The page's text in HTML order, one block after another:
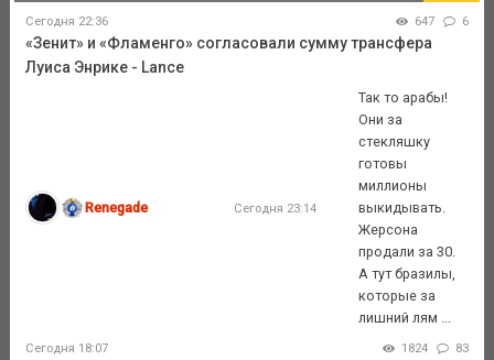
Сегодня 22:36 647 6
«Зенит» и «Фламенго» согласовали сумму трансфера
Луиса Энрике - Lance
Renegade Сегодня 23:14
Так то арабы!
Они за
стекляшку
готовы
миллионы
выкидывать.
Жерсона
продали за 30.
А тут бразилы,
которые за
лишний лям ...
Сегодня 18:07 1824 83